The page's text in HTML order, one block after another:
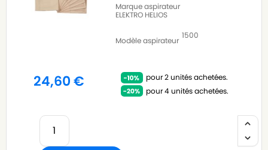
Marque aspirateur
ELEKTRO HELIOS
Modèle aspirateur
1500
24,60€
pour 2 unités achetées.
pour 4 unités achetées.